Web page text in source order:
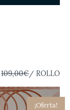
109,00€/ ROLLO
¡Oferta!